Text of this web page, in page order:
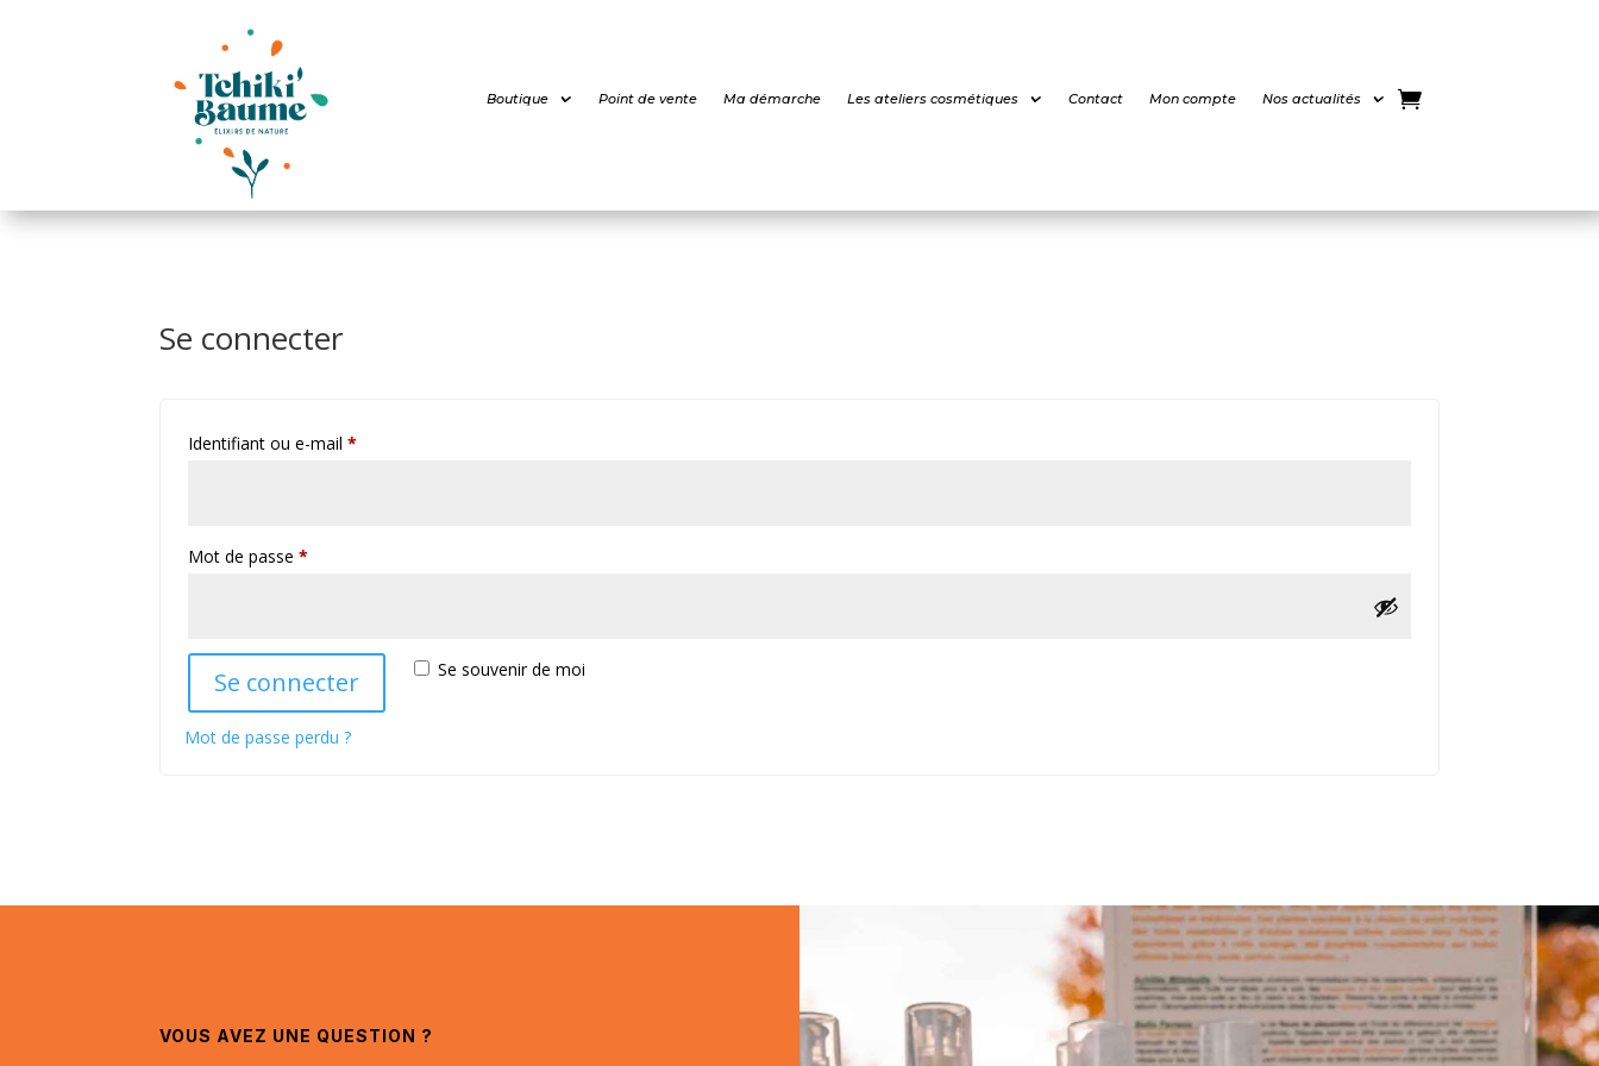
Boutique Point de vente Ma démarche Les ateliers cosmétiques Contact Mon compte Nos actualités
Se connecter
Identifiant ou e-mail*
Mot de passe*
Se souvenir de moi
Se connecter
Mot de passe perdu ?
VOUS AVEZ UNE QUESTION ?